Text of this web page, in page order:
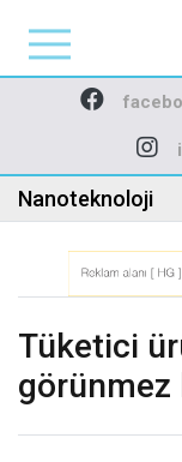
Nanoteknoloji
Tüketici
görünmez